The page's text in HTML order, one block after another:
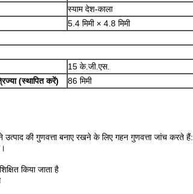
स्याम देश-काला
5.4 मिमी × 4.8 मिमी
15 के.जी.एस.
(स्थापित करें) 86 मिमी
की गुणवत्ता बनाए रखने के लिए गहन गुणवत्ता जांच करते हैं:
किया जाता है